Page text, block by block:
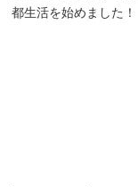
都生活を始めました！